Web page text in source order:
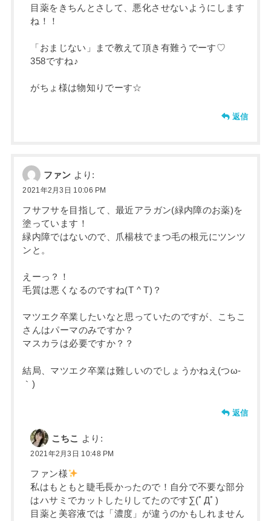
目薬をきちんとさして、悪化させないようにします
ね！！
「おまじない」まで教えて頂き有難うでーす♡
358ですね♪
がちょ様は物知りでーす☆
返信
ファン より:
2021年2月3日 10:06 PM
フサフサを目指して、最近アラガン(緑内障のお薬)を
塗っています！
緑内障ではないので、爪楊枝でまつ毛の根元にツンツ
ンと。
えーっ？！
毛質は悪くなるのですね(T ^ T)？
マツエク卒業したいなと思っていたのですが、こちこ
さんはパーマのみですか？
マスカラは必要ですか？？
結局、マツエク卒業は難しいのでしょうかねえ(つω-
｀)
返信
こちこ より:
2021年2月3日 10:48 PM
ファン様
私はもともと睫毛長かったので！自分で不要な部分
はハサミでカットしたりしてたのです∑(ﾟДﾟ)
目薬と美容液では「濃度」が違うのかもしれません